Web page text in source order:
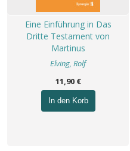
Eine Einführung in Das
Dritte Testament von
Martinus
Elving, Rolf
11,90 €
In den Korb